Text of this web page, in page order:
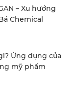
– Xu hướng
Chemical
Ứng dụng của
mỹ phẩm